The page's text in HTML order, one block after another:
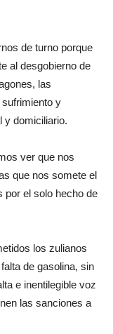
de turno porque
al desgobierno de
las
y
y domiciliario.
ver que nos
que nos somete el
por el solo hecho de
los zulianos
de gasolina, sin
e inentilegible voz
las sanciones a